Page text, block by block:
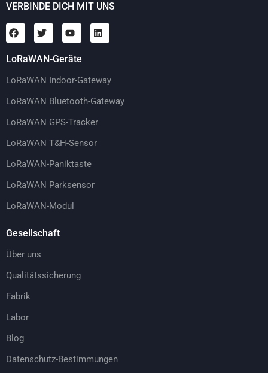
VERBINDE DICH MIT UNS
LoRaWAN-Geräte
LoRaWAN Indoor-Gateway
LoRaWAN Bluetooth-Gateway
LoRaWAN GPS-Tracker
LoRaWAN T&H-Sensor
LoRaWAN-Paniktaste
LoRaWAN Parksensor
LoRaWAN-Modul
Gesellschaft
Über uns
Qualitätssicherung
Fabrik
Labor
Blog
Datenschutz-Bestimmungen